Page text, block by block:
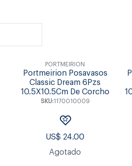
PORTMEIRION
Portmeirion Posavasos
Classic Dream 6Pzs
10.5X10.5Cm De Corcho
SKU:1170010009
US$ 24.00
Agotado